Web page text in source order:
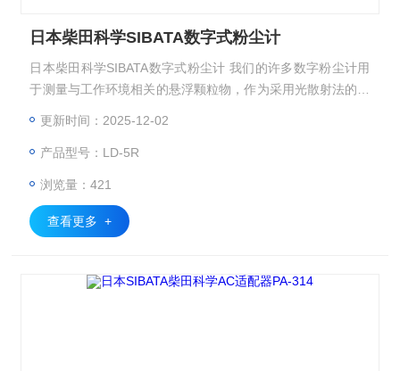
日本柴田科学SIBATA数字式粉尘计
日本柴田科学SIBATA数字式粉尘计 我们的许多数字粉尘计用
于测量与工作环境相关的悬浮颗粒物，作为采用光散射法的相
据过滤和收集方法求出质量浓度换算系数，将得到的相对浓度
更新时间：2025-12-02
产品型号：LD-5R
浏览量：421
查看更多 +